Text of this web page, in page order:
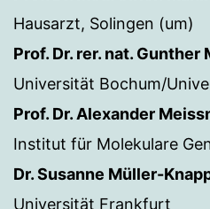
Hausarzt, Solingen (um)
Prof. Dr. rer. nat.
Universität Bochum/
Prof. Dr. Alexander
Institut für Molekulare
Dr. Susanne Müller-
Universität Frankfurt